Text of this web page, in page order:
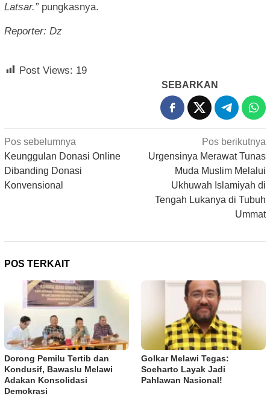
Latsar.”pungkasnya.
Reporter: Dz
Post Views: 19
SEBARKAN
Navigasi
pos
Pos sebelumnya
Keunggulan Donasi Online
Dibanding Donasi
Konvensional
Pos berikutnya
Urgensinya Merawat Tunas
Muda Muslim Melalui
Ukhuwah Islamiyah di
Tengah Lukanya di Tubuh
Ummat
POS TERKAIT
Dorong Pemilu Tertib dan
Kondusif, Bawaslu Melawi
Adakan Konsolidasi
Demokrasi
Golkar Melawi Tegas:
Soeharto Layak Jadi
Pahlawan Nasional!